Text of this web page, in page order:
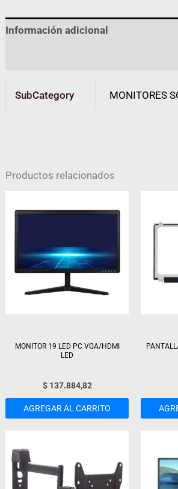
Información adicional
SubCategory MONITORES
Productos relacionados
MONITOR 19 LED PC VGA/HDMI
LED
$137.884,82
AGREGAR AL CARRITO